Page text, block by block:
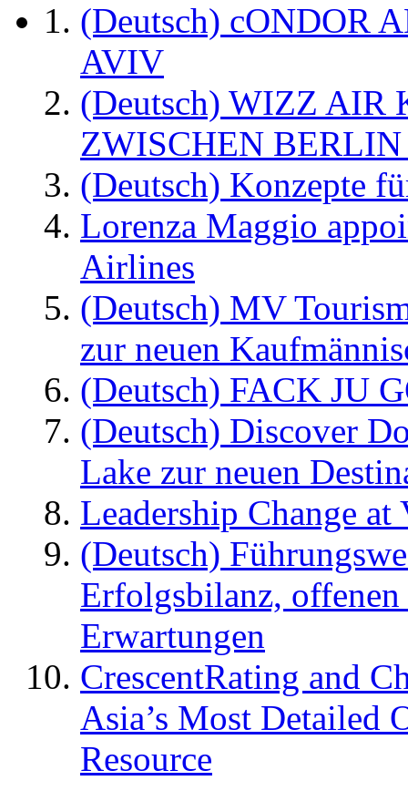
(Deutsch) cONDOR
AVIV
(Deutsch) WIZZ AIR
ZWISCHEN
(Deutsch) Konzepte
Lorenza Maggio
Airlines
(Deutsch) MV
zur neuen
(Deutsch) FACK JU
(Deutsch) Discover
Lake zur neuen
Leadership Change
(Deutsch)
Erfolgsbilanz,
Erwartungen
CrescentRating and
Asia’s Most Detailed
Resource